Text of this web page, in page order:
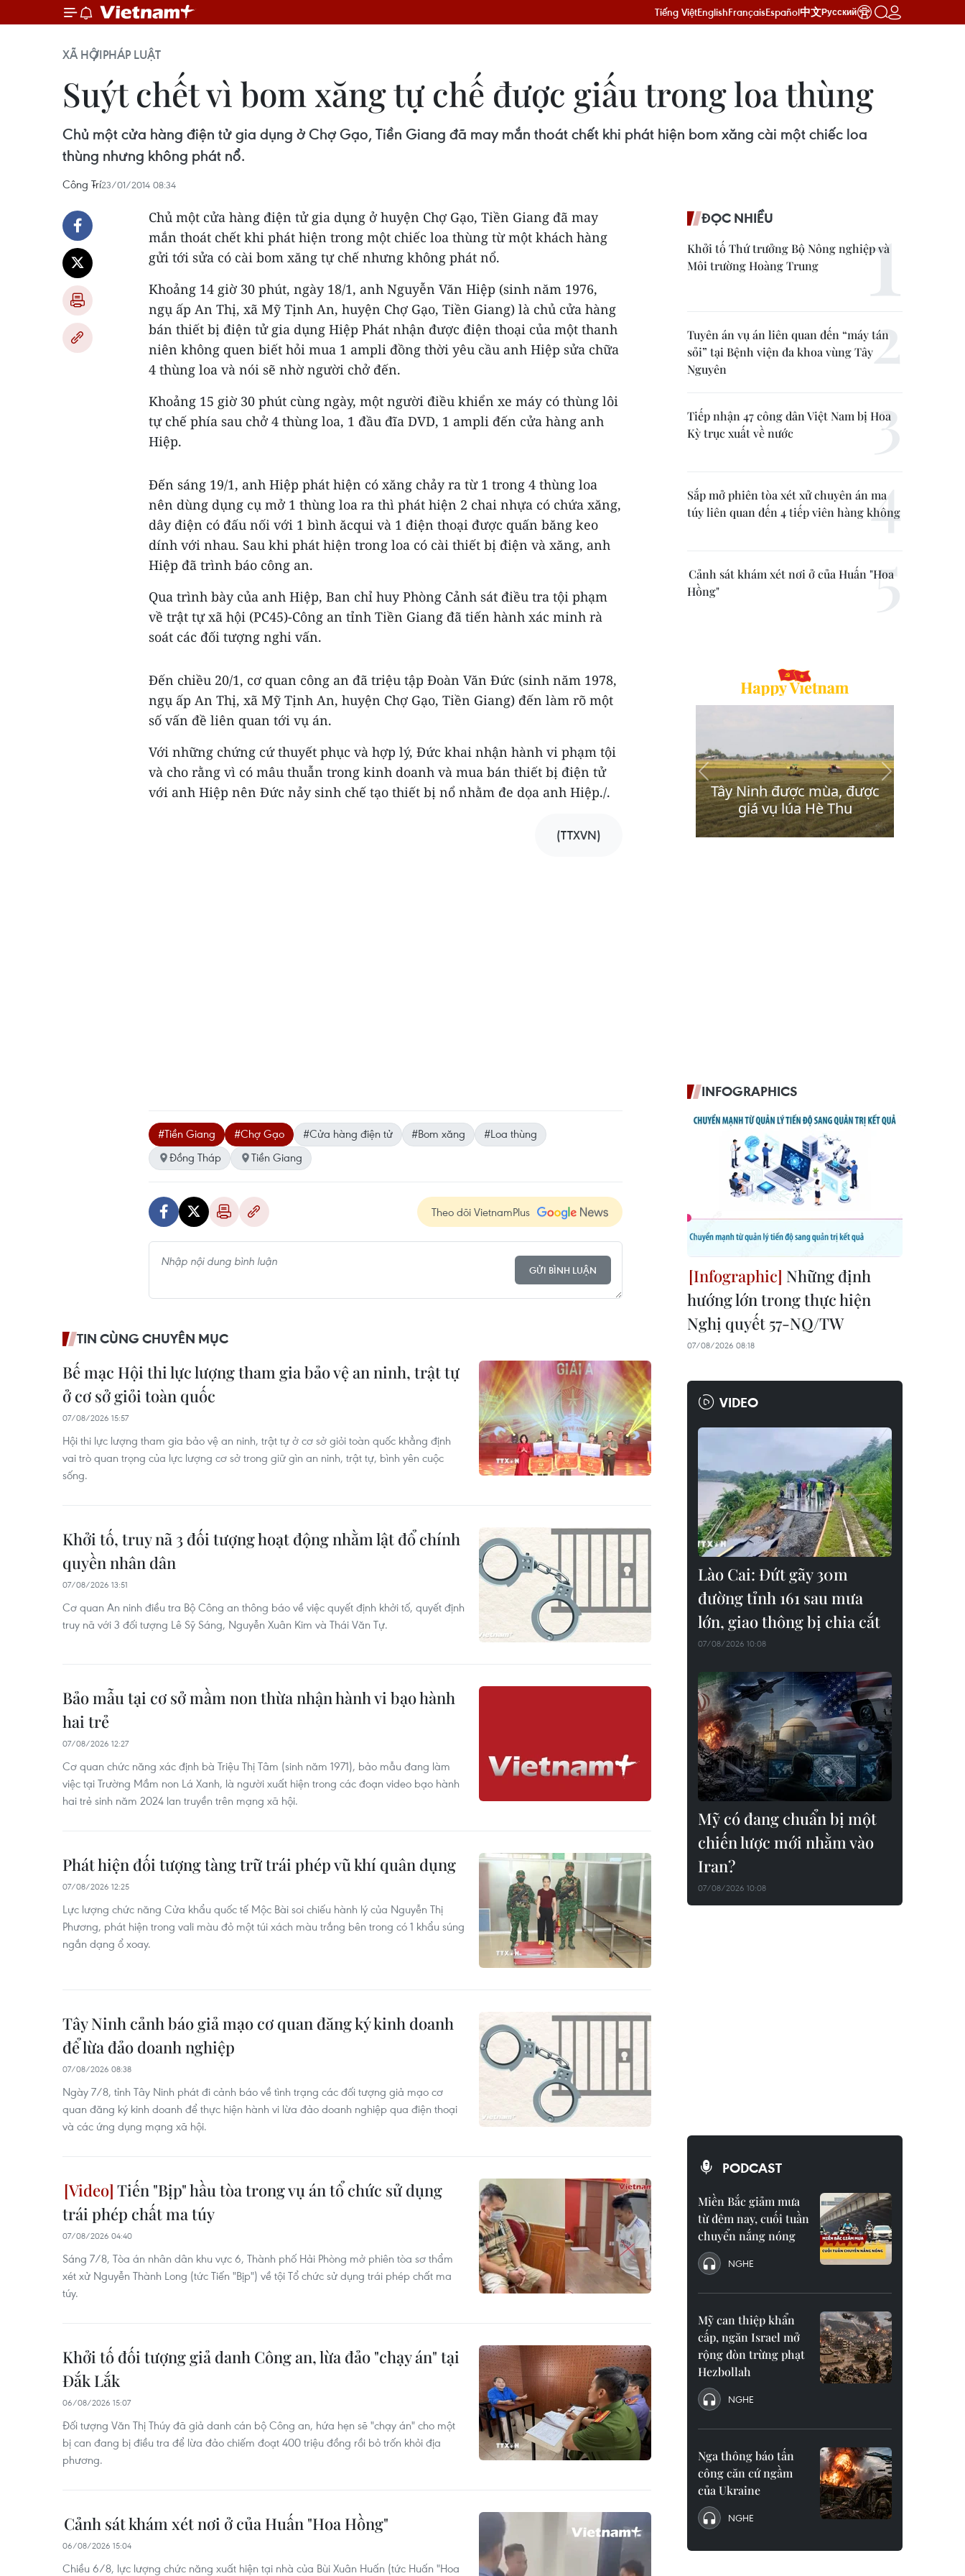
Tiếng ViệtEnglishFrançaisEspañol中文Русский
XÃ HỘIPHÁP LUẬT
Suýt chết vì bom xăng tự chế được giấu trong loa thùng
Chủ một cửa hàng điện tử gia dụng ở Chợ Gạo, Tiền Giang đã may mắn thoát chết khi phát hiện bom xăng cài một chiếc loa
thùng nhưng không phát nổ.
Công Trí23/01/2014 08:34
Chủ một cửa hàng điện tử gia dụng ở huyện Chợ Gạo, Tiền Giang đã may
mắn thoát chết khi phát hiện trong một chiếc loa thùng từ một khách hàng
gửi tới sửa có cài bom xăng tự chế nhưng không phát nổ.
Khoảng 14 giờ 30 phút, ngày 18/1, anh Nguyễn Văn Hiệp (sinh năm 1976,
ngụ ấp An Thị, xã Mỹ Tịnh An, huyện Chợ Gạo, Tiền Giang) là chủ cửa hàng
bán thiết bị điện tử gia dụng Hiệp Phát nhận được điện thoại của một thanh
niên không quen biết hỏi mua 1 ampli đồng thời yêu cầu anh Hiệp sửa chữa
4 thùng loa và nói sẽ nhờ người chở đến.
Khoảng 15 giờ 30 phút cùng ngày, một người điều khiển xe máy có thùng lôi
tự chế phía sau chở 4 thùng loa, 1 đầu đĩa DVD, 1 ampli đến cửa hàng anh
Hiệp.
Đến sáng 19/1, anh Hiệp phát hiện có xăng chảy ra từ 1 trong 4 thùng loa
nên dùng dụng cụ mở 1 thùng loa ra thì phát hiện 2 chai nhựa có chứa xăng,
dây điện có đấu nối với 1 bình ăcqui và 1 điện thoại được quấn băng keo
dính với nhau. Sau khi phát hiện trong loa có cài thiết bị điện và xăng, anh
Hiệp đã trình báo công an.
Qua trình bày của anh Hiệp, Ban chỉ huy Phòng Cảnh sát điều tra tội phạm
về trật tự xã hội (PC45)-Công an tỉnh Tiền Giang đã tiến hành xác minh rà
soát các đối tượng nghi vấn.
Đến chiều 20/1, cơ quan công an đã triệu tập Đoàn Văn Đức (sinh năm 1978,
ngụ ấp An Thị, xã Mỹ Tịnh An, huyện Chợ Gạo, Tiền Giang) đến làm rõ một
số vấn đề liên quan tới vụ án.
Với những chứng cứ thuyết phục và hợp lý, Đức khai nhận hành vi phạm tội
và cho rằng vì có mâu thuẫn trong kinh doanh và mua bán thiết bị điện tử
với anh Hiệp nên Đức nảy sinh chế tạo thiết bị nổ nhằm đe dọa anh Hiệp./.
(TTXVN)
#Tiền Giang #Chợ Gạo #Cửa hàng điện tử #Bom xăng
#Loa thùng
Đồng Tháp
Tiền Giang
Theo dõi VietnamPlus
GỬI BÌNH LUẬN
TIN CÙNG CHUYÊN MỤC
Bế mạc Hội thi lực lượng tham gia bảo vệ an ninh, trật tự
ở cơ sở giỏi toàn quốc
07/08/2026 15:57
Hội thi lực lượng tham gia bảo vệ an ninh, trật tự ở cơ sở giỏi toàn quốc khẳng định
vai trò quan trọng của lực lượng cơ sở trong giữ gìn an ninh, trật tự, bình yên cuộc
sống.
Khởi tố, truy nã 3 đối tượng hoạt động nhằm lật đổ chính
quyền nhân dân
07/08/2026 13:51
Cơ quan An ninh điều tra Bộ Công an thông báo về việc quyết định khởi tố, quyết định
truy nã với 3 đối tượng Lê Sỹ Sáng, Nguyễn Xuân Kim và Thái Văn Tự.
Bảo mẫu tại cơ sở mầm non thừa nhận hành vi bạo hành
hai trẻ
07/08/2026 12:27
Cơ quan chức năng xác định bà Triệu Thị Tâm (sinh năm 1971), bảo mẫu đang làm
việc tại Trường Mầm non Lá Xanh, là người xuất hiện trong các đoạn video bạo hành
hai trẻ sinh năm 2024 lan truyền trên mạng xã hội.
Phát hiện đối tượng tàng trữ trái phép vũ khí quân dụng
07/08/2026 12:25
Lực lượng chức năng Cửa khẩu quốc tế Mộc Bài soi chiếu hành lý của Nguyễn Thị
Phương, phát hiện trong vali màu đỏ một túi xách màu trắng bên trong có 1 khẩu súng
ngắn dạng ổ xoay.
Tây Ninh cảnh báo giả mạo cơ quan đăng ký kinh doanh
để lừa đảo doanh nghiệp
07/08/2026 08:38
Ngày 7/8, tỉnh Tây Ninh phát đi cảnh báo về tình trạng các đối tượng giả mạo cơ
quan đăng ký kinh doanh để thực hiện hành vi lừa đảo doanh nghiệp qua điện thoại
và các ứng dụng mạng xã hội.
Tiến "Bịp" hầu tòa trong vụ án tổ chức sử dụng
trái phép chất ma túy
07/08/2026 04:40
Sáng 7/8, Tòa án nhân dân khu vực 6, Thành phố Hải Phòng mở phiên tòa sơ thẩm
xét xử Nguyễn Thành Long (tức Tiến "Bịp") về tội Tổ chức sử dụng trái phép chất ma
túy.
Khởi tố đối tượng giả danh Công an, lừa đảo "chạy án" tại
Đắk Lắk
06/08/2026 15:07
Đối tượng Văn Thị Thúy đã giả danh cán bộ Công an, hứa hẹn sẽ "chạy án" cho một
bị can đang bị điều tra để lừa đảo chiếm đoạt 400 triệu đồng rồi bỏ trốn khỏi địa
phương.
Cảnh sát khám xét nơi ở của Huấn "Hoa Hồng"
06/08/2026 15:04
Chiều 6/8, lực lượng chức năng xuất hiện tại nhà của Bùi Xuân Huấn (tức Huấn "Hoa
ĐỌC NHIỀU
Khởi tố Thứ trưởng Bộ Nông nghiệp và
Môi trường Hoàng Trung
Tuyên án vụ án liên quan đến “máy tán
sỏi” tại Bệnh viện đa khoa vùng Tây
Nguyên
Tiếp nhận 47 công dân Việt Nam bị Hoa
Kỳ trục xuất về nước
Sắp mở phiên tòa xét xử chuyên án ma
túy liên quan đến 4 tiếp viên hàng không
Cảnh sát khám xét nơi ở của Huấn "Hoa
Hồng"
INFOGRAPHICS
Những định
hướng lớn trong thực hiện
Nghị quyết 57-NQ/TW
07/08/2026 08:18
VIDEO
Lào Cai: Đứt gãy 30m
đường tỉnh 161 sau mưa
lớn, giao thông bị chia cắt
07/08/2026 10:08
Mỹ có đang chuẩn bị một
chiến lược mới nhằm vào
Iran?
07/08/2026 10:08
PODCAST
Miền Bắc giảm mưa
từ đêm nay, cuối tuần
chuyển nắng nóng
NGHE
Mỹ can thiệp khẩn
cấp, ngăn Israel mở
rộng đòn trừng phạt
Hezbollah
NGHE
Nga thông báo tấn
công căn cứ ngầm
của Ukraine
NGHE